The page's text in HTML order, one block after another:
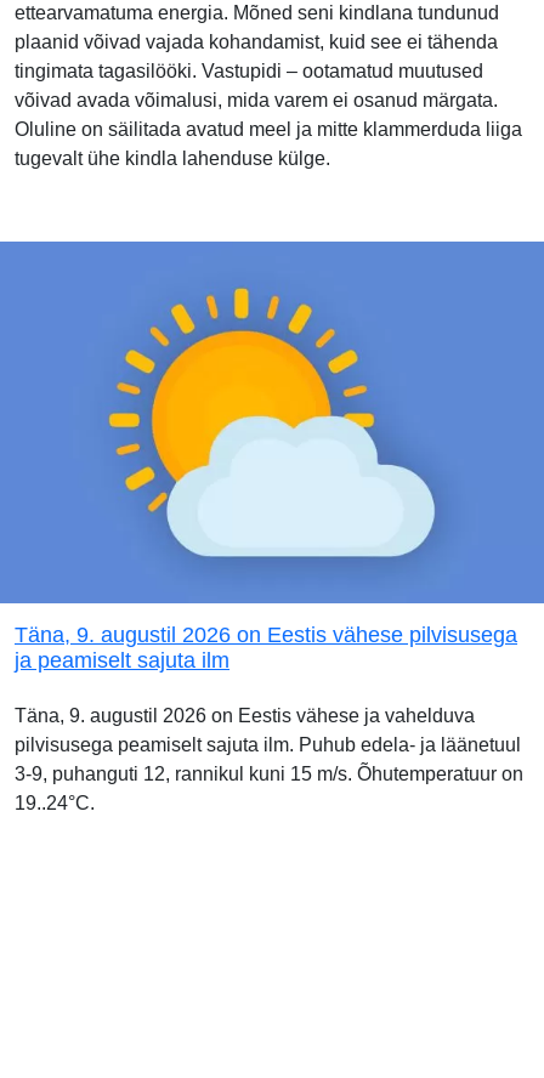
ettearvamatuma energia. Mõned seni kindlana tundunud
plaanid võivad vajada kohandamist, kuid see ei tähenda
tingimata tagasilööki. Vastupidi – ootamatud muutused
võivad avada võimalusi, mida varem ei osanud märgata.
Oluline on säilitada avatud meel ja mitte klammerduda liiga
tugevalt ühe kindla lahenduse külge.
Täna, 9. augustil 2026 on Eestis vähese pilvisusega
ja peamiselt sajuta ilm
Täna, 9. augustil 2026 on Eestis vähese ja vahelduva
pilvisusega peamiselt sajuta ilm. Puhub edela- ja läänetuul
3-9, puhanguti 12, rannikul kuni 15 m/s. Õhutemperatuur on
19..24°C.